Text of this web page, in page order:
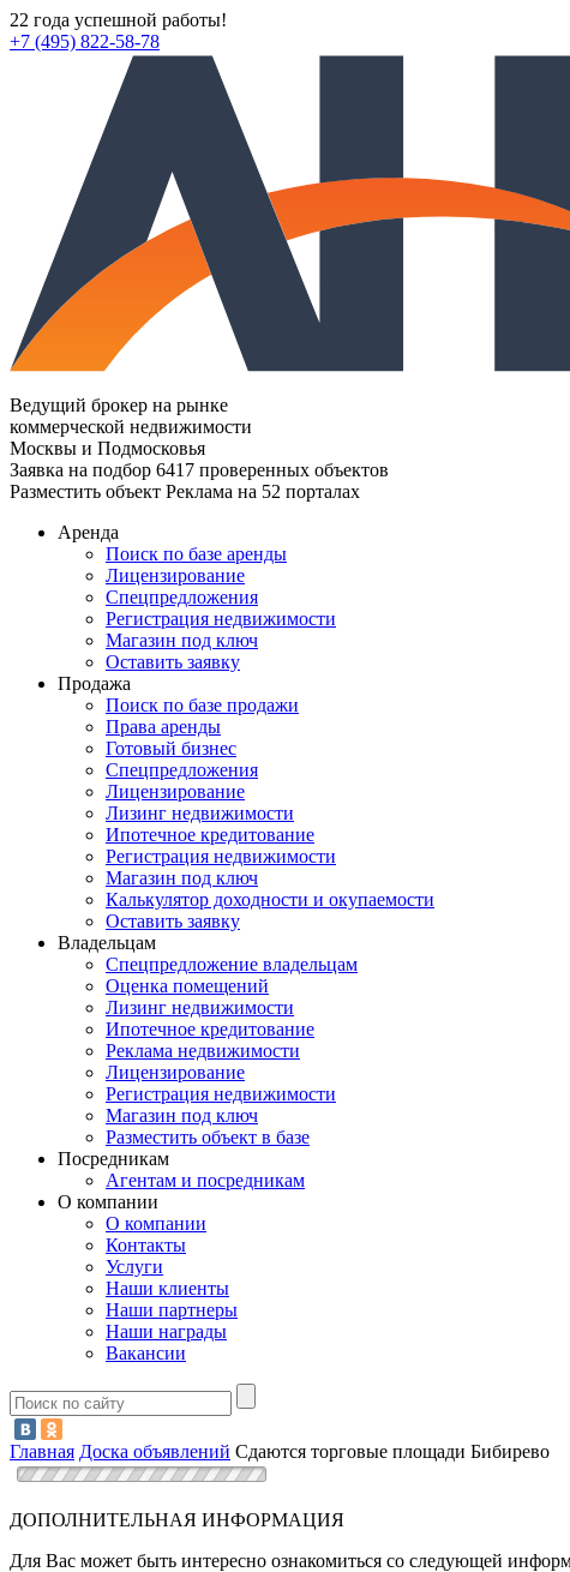
22 года успешной работы!
+7 (495) 822-58-78
Ведущий брокер на рынке
коммерческой недвижимости
Москвы и Подмосковья
Заявка на подбор 6417 проверенных объектов
Разместить объект Реклама на 52 порталах
Аренда
Поиск по базе аренды
Лицензирование
Спецпредложения
Регистрация недвижимости
Магазин под ключ
Оставить заявку
Продажа
Поиск по базе продажи
Права аренды
Готовый бизнес
Спецпредложения
Лицензирование
Лизинг недвижимости
Ипотечное кредитование
Регистрация недвижимости
Магазин под ключ
Калькулятор доходности и окупаемости
Оставить заявку
Владельцам
Спецпредложение владельцам
Оценка помещений
Лизинг недвижимости
Ипотечное кредитование
Реклама недвижимости
Лицензирование
Регистрация недвижимости
Магазин под ключ
Разместить объект в базе
Посредникам
Агентам и посредникам
О компании
О компании
Контакты
Услуги
Наши клиенты
Наши партнеры
Наши награды
Вакансии
Главная Доска объявлений Сдаются торговые площади Бибирево
ДОПОЛНИТЕЛЬНАЯ ИНФОРМАЦИЯ
Для Вас может быть интересно ознакомиться со следующей